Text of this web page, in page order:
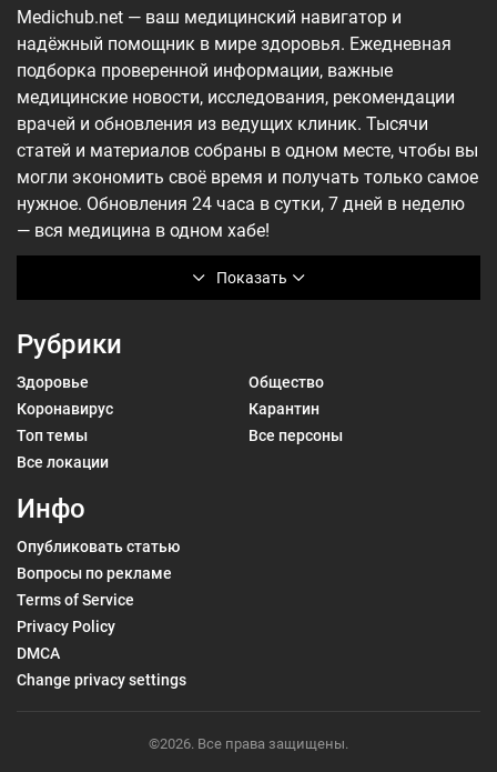
Показать
Medichub.net — ваш медицинский навигатор и
надёжный помощник в мире здоровья. Ежедневная
подборка проверенной информации, важные
медицинские новости, исследования, рекомендации
врачей и обновления из ведущих клиник. Тысячи
статей и материалов собраны в одном месте, чтобы вы
могли экономить своё время и получать только самое
нужное. Обновления 24 часа в сутки, 7 дней в неделю
— вся медицина в одном хабе!
Рубрики
Здоровье
Общество
Коронавирус
Карантин
Топ темы
Все персоны
Все локации
Инфо
Опубликовать статью
Вопросы по рекламе
Terms of Service
Privacy Policy
DMCA
Change privacy settings
©2026. Все права защищены.